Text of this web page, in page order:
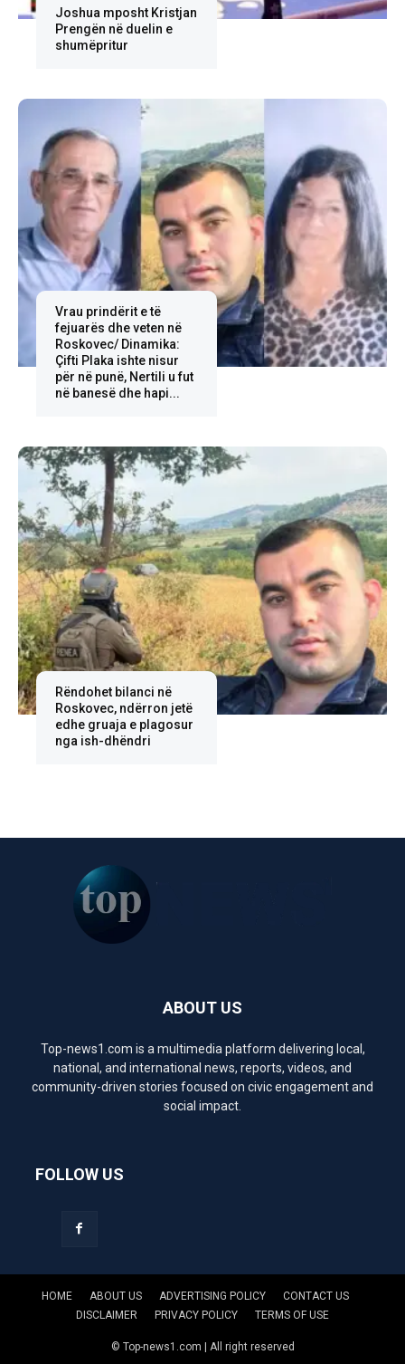
Joshua mposht Kristjan
Prengën në duelin e
shumëpritur
Vrau prindërit e të
fejuarës dhe veten në
Roskovec/ Dinamika:
Çifti Plaka ishte nisur
për në punë, Nertili u fut
në banesë dhe hapi...
Rëndohet bilanci në
Roskovec, ndërron jetë
edhe gruaja e plagosur
nga ish-dhëndri
ABOUT US
Top-news1.com is a multimedia platform delivering local,
national, and international news, reports, videos, and
community-driven stories focused on civic engagement and
social impact.
FOLLOW US
HOME ABOUT US ADVERTISING POLICY
CONTACT US
DISCLAIMER
PRIVACY POLICY TERMS OF USE
© Top-news1.com | All right reserved